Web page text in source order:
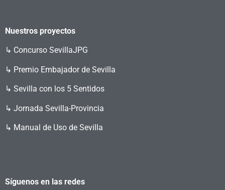
Nuestros proyectos
↳ Concurso SevillaJPG
↳ Premio Embajador de Sevilla
↳ Sevilla con los 5 Sentidos
↳ Jornada Sevilla-Provincia
↳ Manual de Uso de Sevilla
Síguenos en las redes